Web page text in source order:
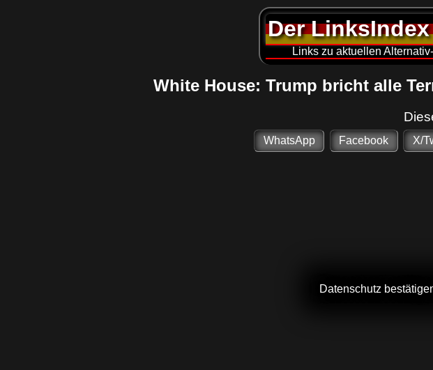
Der
Links zu aktuellen
White House: Trump bricht alle
WhatsApp Facebook X/
Datenschutz